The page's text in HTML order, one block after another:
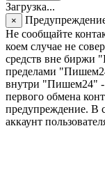
Загрузка...
×
Не сообщайте
коем случае не
средств вне биржи
пределами
внутри "Пишем24" -
первого обмена
предупреждение. В
аккаунт